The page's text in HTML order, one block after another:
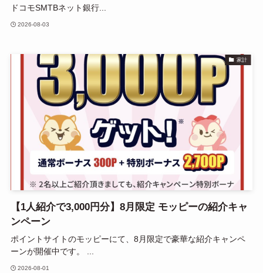
ドコモSMTBネット銀行...
2026-08-03
家計
【1人紹介で3,000円分】8月限定 モッピーの紹介キャ
ンペーン
ポイントサイトのモッピーにて、8月限定で豪華な紹介キャンペ
ーンが開催中です。 ...
2026-08-01